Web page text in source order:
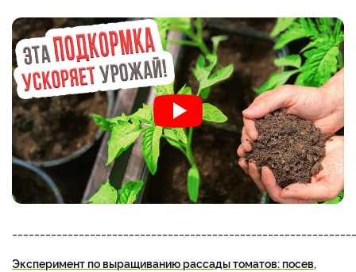
Эксперимент по выращиванию рассады томатов: посев,